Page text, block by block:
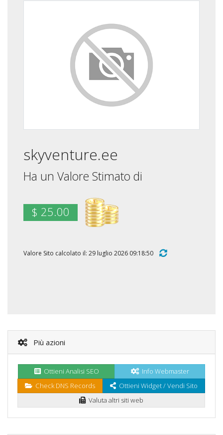
skyventure.ee
Ha un Valore Stimato di
$ 25.00
Valore Sito calcolato il: 29 luglio 2026 09:18:50
Più azioni
Ottieni Analisi SEO
Info Webmaster
Check DNS Records
Ottieni Widget / Vendi Sito
Valuta altri siti web